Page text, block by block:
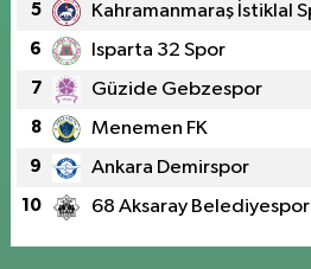
5 Kahramanmaraş İstiklal
6 Isparta 32 Spor
7 Güzide Gebzespor
8 Menemen FK
9 Ankara Demirspor
10 68 Aksaray Belediyespor